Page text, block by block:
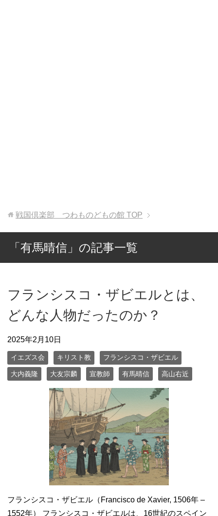
戦国倶楽部 つわものどもの館 TOP
「有馬晴信」の記事一覧
フランシスコ・ザビエルとは、
どんな人物だったのか？
2025年2月10日
イエズス会 キリスト教 フランシスコ・ザビエル
大内義隆 大友宗麟 宣教師 有馬晴信 高山右近
フランシスコ・ザビエル（Francisco de Xavier, 1506年 –
1552年） フランシスコ・ザビエルは、16世紀のスペイン